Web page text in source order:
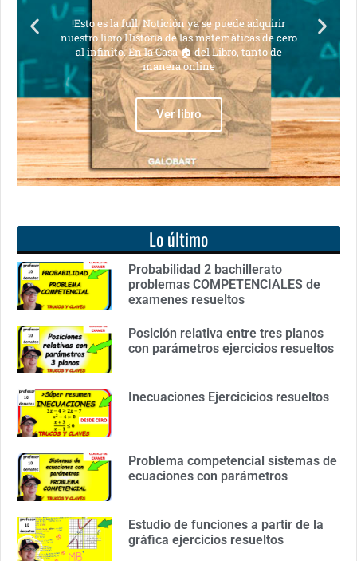
Notición ya se puede adquirir
de las matemáticas de cero
la Casa 🏠 del Libro, tanto de
manera online
Ver libro
Notición!! Ya se
libro: Unas
Lo último
Probabilidad 2 bachillerato
problemas COMPETENCIALES de
examenes resueltos
Posición relativa entre tres planos
con parámetros ejercicios resueltos
Inecuaciones Ejercicicios resueltos
Problema competencial sistemas de
ecuaciones con parámetros
Estudio de funciones a partir de la
gráfica ejercicios resueltos